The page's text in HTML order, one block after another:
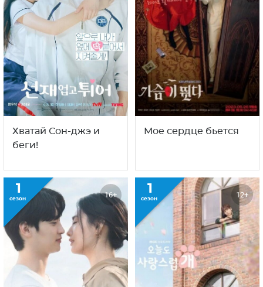
Хватай Сон-джэ и
беги!
Мое сердце бьется
1
сезон 16+ 1
сезон 12+